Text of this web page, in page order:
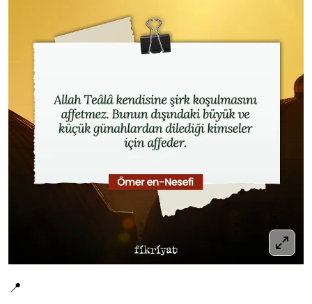
📍